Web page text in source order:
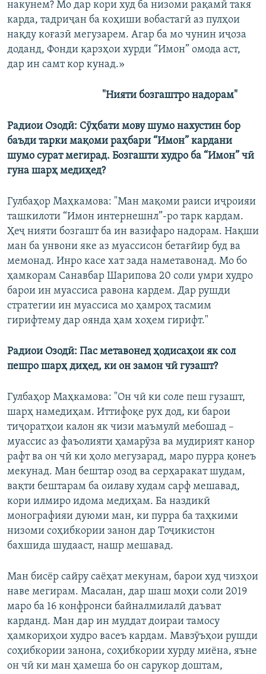
накунем? Мо дар кори худ ба низоми рақамӣ такя
карда, тадриҷан ба коҳиши вобастагӣ аз пулҳои
нақду коғазӣ мегузарем. Агар ба мо чунин иҷоза
доданд, Фонди қарзҳои хурди “Имон” омода аст,
дар ин самт кор кунад.»
"Нияти бозгаштро надорам"
Радиои Озодӣ: Сӯҳбати мову шумо нахустин бор
баъди тарки мақоми раҳбари “Имон” кардани
шумо сурат мегирад. Бозгашти худро ба “Имон” чӣ
гуна шарҳ медиҳед?
Гулбаҳор Маҳкамова: "Ман мақоми раиси иҷроияи
ташкилоти “Имон интернешнл”-ро тарк кардам.
Ҳеҷ нияти бозгашт ба ин вазифаро надорам. Нақши
ман ба унвони яке аз муассисон бетағйир буд ва
мемонад. Инро касе хат зада наметавонад. Мо бо
ҳамкорам Санавбар Шарипова 20 соли умри худро
барои ин муассиса равона кардем. Дар рушди
стратегии ин муассиса мо ҳамроҳ тасмим
гирифтему дар оянда ҳам хоҳем гирифт."
Радиои Озодӣ: Пас метавонед ҳодисаҳои як сол
пешро шарҳ диҳед, ки он замон чӣ гузашт?
Гулбаҳор Маҳкамова: "Он чӣ ки соле пеш гузашт,
шарҳ намедиҳам. Иттифоқе рух дод, ки барои
тиҷоратҳои калон як чизи маъмулӣ мебошад –
муассис аз фаъолияти ҳамарӯза ва мудирият канор
рафт ва он чӣ ки ҳоло мегузарад, маро пурра қонеъ
мекунад. Ман бештар озод ва серҳаракат шудам,
вақти бештарам ба оилаву худам сарф мешавад,
кори илмиро идома медиҳам. Ба наздикӣ
монографияи дуюми ман, ки пурра ба таҳкими
низоми соҳибкории занон дар Тоҷикистон
бахшида шудааст, нашр мешавад.
Ман бисёр сайру саёҳат мекунам, барои худ чизҳои
наве мегирам. Масалан, дар шаш моҳи соли 2019
маро ба 16 конфронси байналмилалӣ даъват
карданд. Ман дар ин муддат доираи тамосу
ҳамкориҳои худро васеъ кардам. Мавзӯъҳои рушди
соҳибкории занона, соҳибкории хурду миёна, яъне
он чӣ ки ман ҳамеша бо он сарукор доштам,